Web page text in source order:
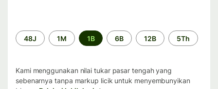
Periode
waktu
48J 1M 1B 6B 12B 5Th
Kami menggunakan nilai tukar pasar tengah yang
sebenarnya tanpa markup licik untuk menyembunyikan